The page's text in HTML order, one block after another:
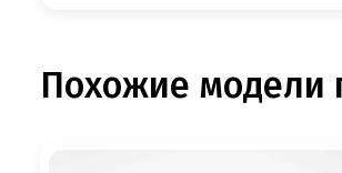
Похожие модели